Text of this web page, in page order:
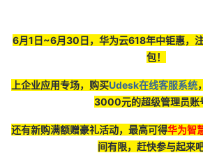
6月1日~6月30日，华为云618年中钜惠，
包！
上企业应用专场，购买Udesk在线客服系统，
3000元的超级管理员账
还有新购满额赠豪礼活动，最高可得华为智
间有限，赶快参与起来吧